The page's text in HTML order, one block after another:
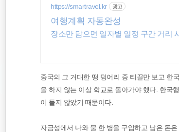
https://smartravel.kr 광고
여행계획 자동완성
장소만 담으면 일자별 일정 구간 거리
중국의 그 거대한 떵 덩어리 중 티끌만 보고 한
을 하지 않는 이상 학교로 돌아가야 했다. 한국
이 들지 않았기 때문이다.
자금성에서 나와 물 한 병을 구입하고 남은 돈
오스트레일리아